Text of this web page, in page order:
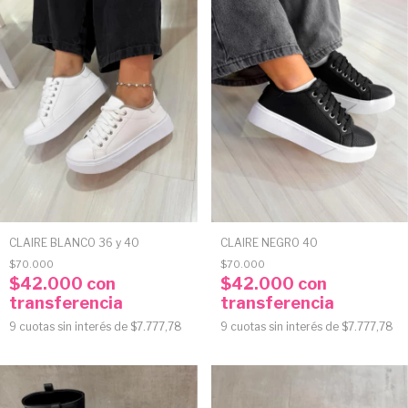
CLAIRE BLANCO 36 y 40
$70.000
$42.000 con
transferencia
9 cuotas sin interés de $7.777,78
CLAIRE NEGRO 40
$70.000
$42.000 con
transferencia
9 cuotas sin interés de $7.777,78